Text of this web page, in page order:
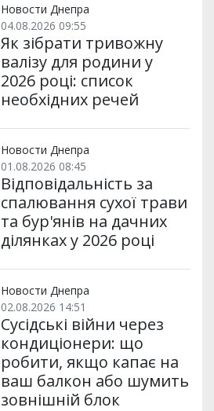
Новости Днепра
04.08.2026 09:55
Як зібрати тривожну
валізу для родини у
2026 році: список
необхідних речей
Новости Днепра
01.08.2026 08:45
Відповідальність за
спалювання сухої трави
та бур'янів на дачних
ділянках у 2026 році
Новости Днепра
02.08.2026 14:51
Сусідські війни через
кондиціонери: що
робити, якщо капає на
ваш балкон або шумить
зовнішній блок